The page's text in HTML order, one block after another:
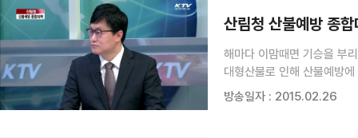
산림청 산불예방 종
해마다 이맘때면 기승을 부
대형산불로 인해 산불예방
봄철산불 위험이 어느 해보
방송일자 : 2015.02.26